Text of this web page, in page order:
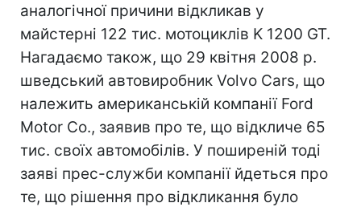
аналогічної причини відкликав у
майстерні 122 тис. мотоциклів K 1200 GT.
Нагадаємо також, що 29 квітня 2008 р.
шведський автовиробник Volvo Cars, що
належить американській компанії Ford
Motor Co., заявив про те, що відкличе 65
тис. своїх автомобілів. У поширеній тоді
заяві прес-служби компанії йдеться про
те, що рішення про відкликання було